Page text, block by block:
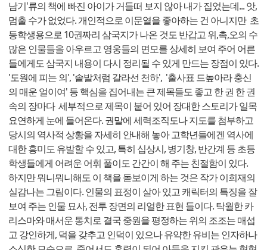
남기'류의 책에 빠진 아이가 거들떠 보지 않아 내가 집었는데... 앗,
멈출 수가 없었다. 개인적으로 이문열을 좋아하는 건 아니지만 초
등학생용으로 10권짜리 삼국지가 나온 것도 반갑고 위,촉,오의 수
많은 인물들을 아우르고 영웅들의 면모를 상세히 보여 주어 어른
들에게도 삼국지 내용이 다시 정리될 수 있게 만드는 장점이 있다.
'도원에 피는 의', '솥발처럼 갈라선 천하', '출사표 드높아라 충신
의 매운 얼이여' 등 핵심을 집어내는 큰 제목들도 좋고 한 권 한 권
속의 장마다 세부적으로 제목이 붙어 있어 장대한 스토리가 일목
요연하게 눈에 들어온다. 권말에 세력조직도나 지도를 첨부하고
당시의 역사적 상황을 자세히 안내해 놓아 고학년들에겐 역사에
대한 흥미도 유발할 수 있고, 특히 십상시, 병기창, 반간계 등 초등
학생들에게 어려운 어휘 풀이도 간간이 해 주는 친절함이 있다.
하지만 뭐니뭐니해도 이 책을 돋보이게 하는 것은 작가 이희재의
실감나는 그림이다. 인물의 표정이 살아 있고 캐릭터의 특징을 잘
보여 주는 인물 묘사, 전투 장면의 리얼한 표현 들이다. 탁월한 카
리스마와 매서운 통치로 결국 중원을 평정하는 위의 조조는 매섭
고 강인하게, 덕을 갖추고 인덕이 있으나 유약한 유비는 인자하나